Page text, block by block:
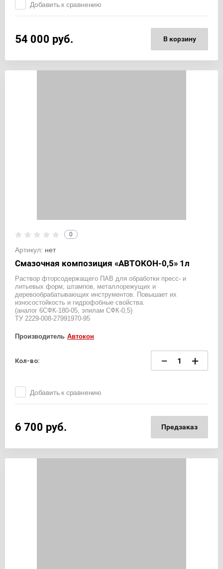
Добавить к сравнению
54 000 руб. В корзину
0
Артикул: нет
Смазочная композиция «АВТОКОН-0,5» 1л
Раствор фторсодержащего ПАВ для обработки пресс- и
литьевых форм, штампов, металлорежущих и
деревообрабатывающих инструментов. Повышает их
износостойкость и гидрофобные свойства.
(аналог 6СФК-180-05, эпилам СФК-0,5)
ТУ 2229-008-27991970-95
Производитель Автокон
Кол-во: − +
Добавить к сравнению
6 700 руб. Предзаказ